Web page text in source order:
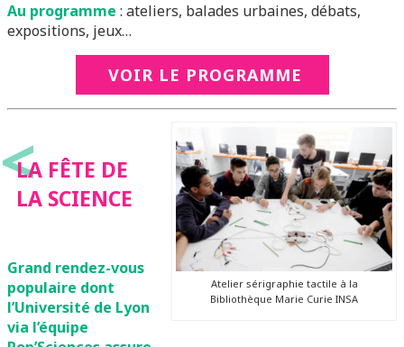
Au programme : ateliers, balades urbaines, débats,
expositions, jeux…
VOIR LE PROGRAMME
Atelier sérigraphie tactile à la
Bibliothèque Marie Curie INSA
<
LA FÊTE DE
LA SCIENCE
Grand rendez-vous
populaire dont
l’Université de Lyon
via l’équipe